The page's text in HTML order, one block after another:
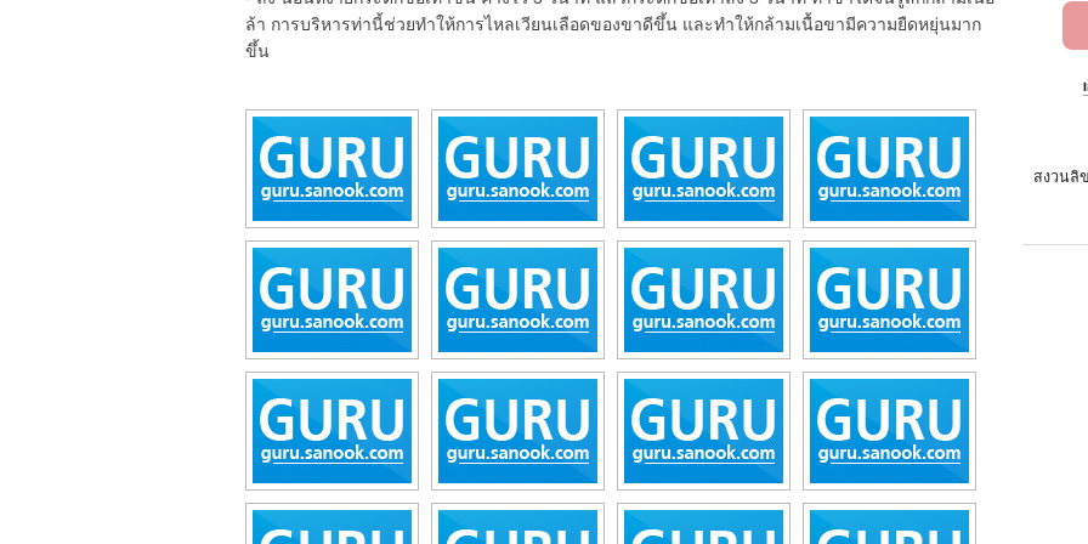
ล้า การบริหารท่านี้ช่วยทำให้การไหลเวียนเลือดของขาดีขึ้น และทำให้กล้ามเนื้อขามีความยืดหยุ่นมาก
ขึ้น
สงวน